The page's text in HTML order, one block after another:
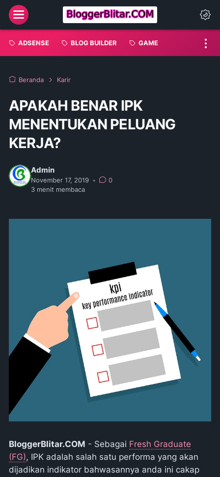
Menu
ADSENSE BLOG BUILDER GAME
Beranda Karir
APAKAH BENAR IPK
MENENTUKAN PELUANG
KERJA?
Admin
November 17, 2019 •
0
3 menit membaca
BloggerBlitar.COM - Sebagai Fresh Graduate
(FG), IPK adalah salah satu performa yang akan
dijadikan indikator bahwasannya anda ini cakap